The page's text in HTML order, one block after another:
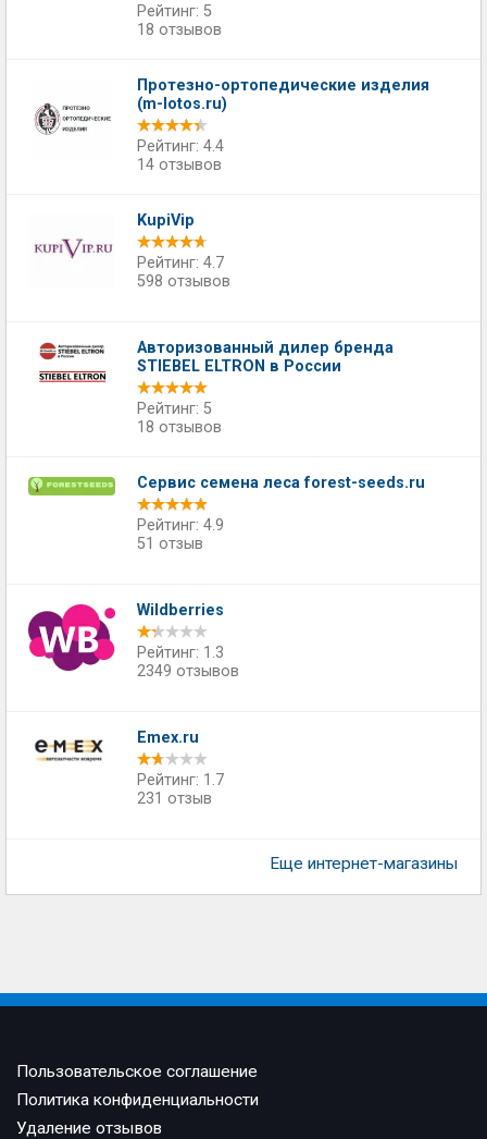
Рейтинг: 5
18 отзывов
Протезно-ортопедические изделия
(m-lotos.ru)
Рейтинг: 4.4
14 отзывов
KupiVip
Рейтинг: 4.7
598 отзывов
Авторизованный дилер бренда
STIEBEL ELTRON в России
Рейтинг: 5
18 отзывов
Сервис семена леса forest-seeds.ru
Рейтинг: 4.9
51 отзыв
Wildberries
Рейтинг: 1.3
2349 отзывов
Emex.ru
Рейтинг: 1.7
231 отзыв
Еще интернет-магазины
Пользовательское соглашение
Политика конфиденциальности
Удаление отзывов